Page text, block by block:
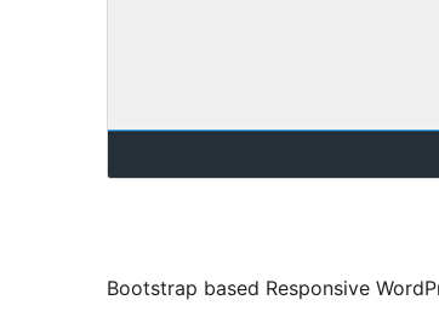
Bootstrap based Responsive